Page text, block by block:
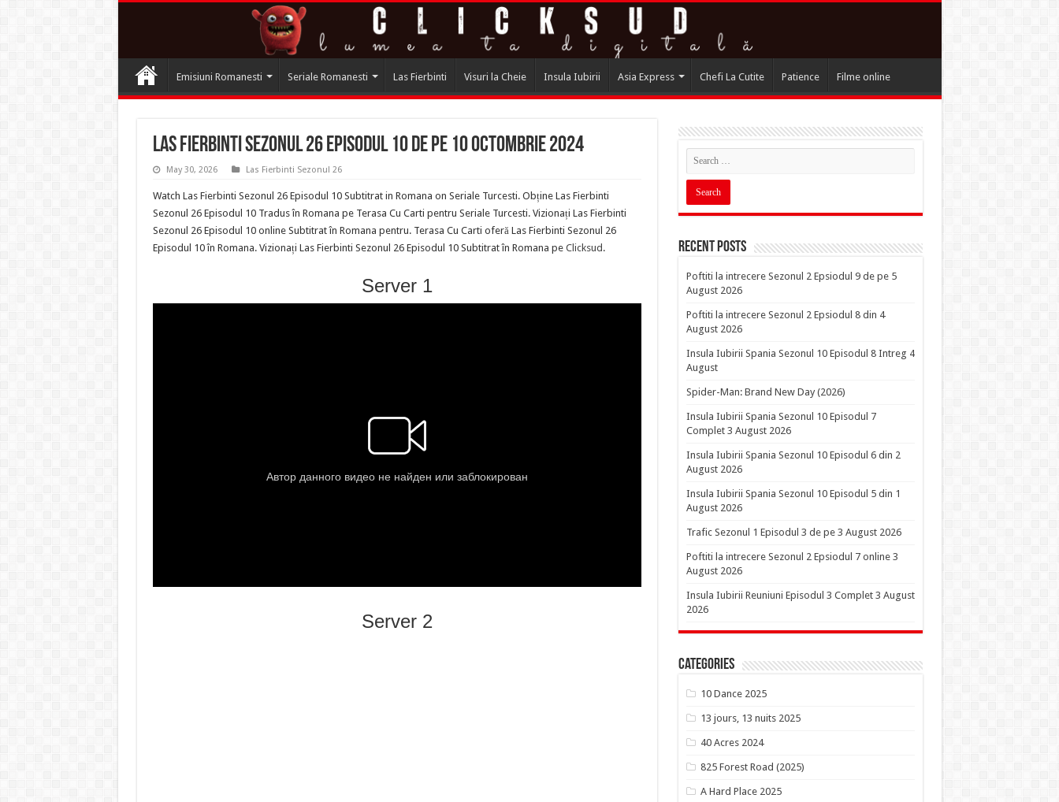
Emisiuni Romanesti Seriale Romanesti Las Fierbinti Visuri la Cheie Insula Iubirii Asia Express Chefi La Cutite Patience Filme online
Las Fierbinti Sezonul 26 Episodul 10 de pe 10 Octombrie 2024
May 30, 2026 Las Fierbinti Sezonul 26
Watch Las Fierbinti Sezonul 26 Episodul 10 Subtitrat in Romana on Seriale Turcesti. Obține Las Fierbinti
Sezonul 26 Episodul 10 Tradus în Romana pe Terasa Cu Carti pentru Seriale Turcesti. Vizionați Las Fierbinti
Sezonul 26 Episodul 10 online Subtitrat în Romana pentru. Terasa Cu Carti oferă Las Fierbinti Sezonul 26
Episodul 10 în Romana. Vizionați Las Fierbinti Sezonul 26 Episodul 10 Subtitrat în Romana pe Clicksud .
Server 1
Server 2
Recent Posts
Poftiti la intrecere Sezonul 2 Epsiodul 9 de pe 5
August 2026
Poftiti la intrecere Sezonul 2 Epsiodul 8 din 4
August 2026
Insula Iubirii Spania Sezonul 10 Episodul 8 Intreg 4
August
Spider-Man: Brand New Day (2026)
Insula Iubirii Spania Sezonul 10 Episodul 7
Complet 3 August 2026
Insula Iubirii Spania Sezonul 10 Episodul 6 din 2
August 2026
Insula Iubirii Spania Sezonul 10 Episodul 5 din 1
August 2026
Trafic Sezonul 1 Episodul 3 de pe 3 August 2026
Poftiti la intrecere Sezonul 2 Epsiodul 7 online 3
August 2026
Insula Iubirii Reuniuni Episodul 3 Complet 3 August
2026
Categories
10 Dance 2025
13 jours, 13 nuits 2025
40 Acres 2024
825 Forest Road (2025)
A Hard Place 2025